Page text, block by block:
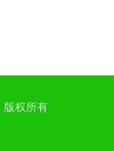
版权所有